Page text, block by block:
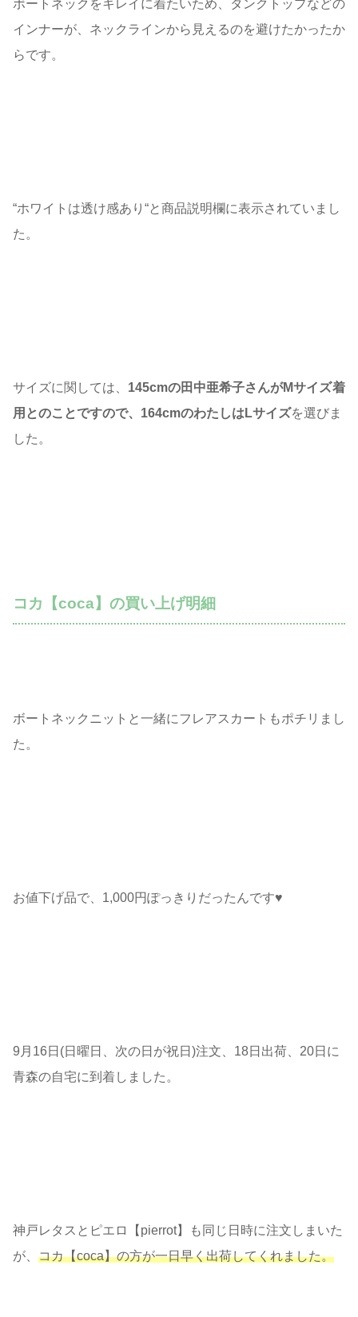
ボートネックをキレイに着たいため、タンクトップなどの
インナーが、ネックラインから見えるのを避けたかったか
らです。
“ホワイトは透け感あり“と商品説明欄に表示されていまし
た。
サイズに関しては、 145cmの田中亜希子さんがMサイズ着
用とのことですので、164cmのわたしはLサイズを選びま
した。
コカ【coca】の買い上げ明細
ボートネックニットと一緒にフレアスカートもポチリまし
た。
お値下げ品で、1,000円ぽっきりだったんです♥
9月16日(日曜日、次の日が祝日)注文、18日出荷、20日に
青森の自宅に到着しました。
神戸レタスとピエロ【pierrot】も同じ日時に注文しまいた
が、 コカ【coca】の方が一日早く出荷してくれました。